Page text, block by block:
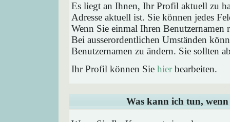
Es liegt an Ihnen, Ihr Profil aktuell zu
Adresse aktuell ist. Sie können jedes
Wenn Sie einmal Ihren
Bei ausserordentlichen Umständen
Benutzernamen zu ändern. Sie sollten
Ihr Profil können Sie hierbearbeiten.
Was kann ich tun, wenn